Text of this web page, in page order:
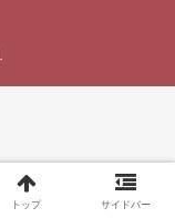
トップ サイドバー